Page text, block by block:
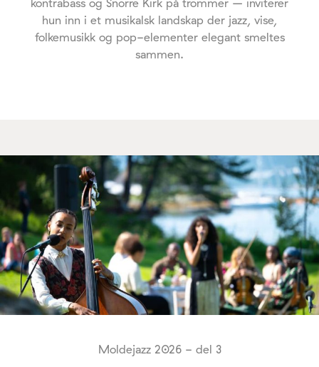
kontrabass og Snorre Kirk på trommer – inviterer
hun inn i et musikalsk landskap der jazz, vise,
folkemusikk og pop-elementer elegant smeltes
sammen.
Moldejazz 2026 - del 3